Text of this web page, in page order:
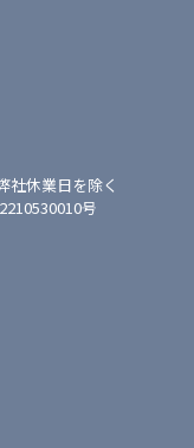
休業日を除く
号